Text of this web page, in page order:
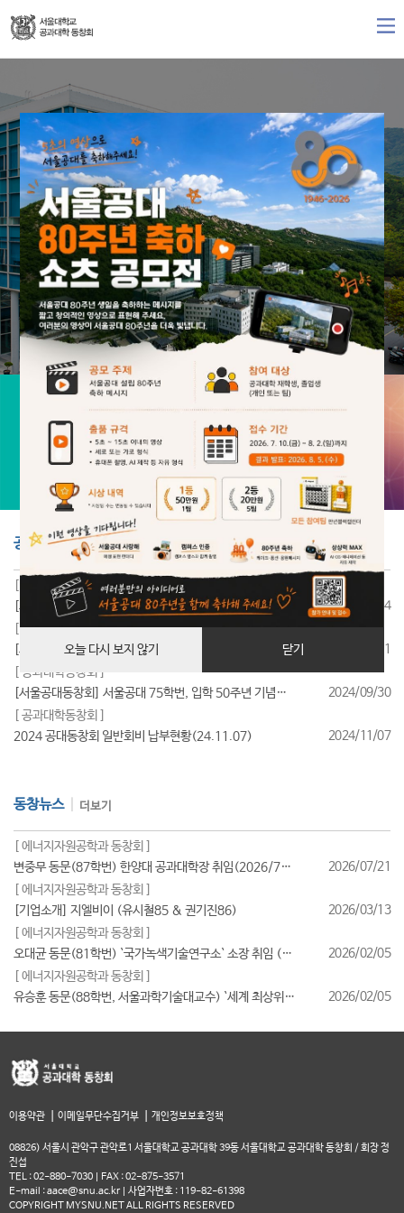
오늘 다시 보지 않기 닫기
공지사항 더보기
[ 공과대학동창회 ]
[서울공대동창회] 서울공대 85학번, 입학 40주년 기념행사 성료
2025/07/24
[ 공과대학동창회 ]
[서울공대동창회] 서울공대 95학번, 입학 30주년 기념행사 성료
2025/07/11
[ 공과대학동창회 ]
[서울공대동창회] 서울공대 75학번, 입학 50주년 기념행사 성료
2024/09/30
[ 공과대학동창회 ]
2024 공대동창회 일반회비 납부현황(24.11.07)
2024/11/07
동창뉴스 더보기
[ 에너지자원공학과 동창회 ]
변중무 동문(87학번) 한양대 공과대학장 취임(2026/7/1일자)
2026/07/21
[ 에너지자원공학과 동창회 ]
[기업소개] 지엘비이 (유시철85 & 권기진86)
2026/03/13
[ 에너지자원공학과 동창회 ]
오대균 동문(81학번) `국가녹색기술연구소` 소장 취임 (2026/2월)
2026/02/05
[ 에너지자원공학과 동창회 ]
유승훈 동문(88학번, 서울과학기술대교수) `세계 최상위 연구자 2025` 등재
2026/02/05
이용약관 이메일무단수집거부 개인정보보호정책
08826) 서울시 관악구 관악로1 서울대학교 공과대학 39동 서울대학교 공과대학 동창회 / 회장 정
진섭
TEL : 02-880-7030 | FAX : 02-875-3571
E-mail : aace@snu.ac.kr | 사업자번호 : 119-82-61398
COPYRIGHT MYSNU.NET ALL RIGHTS RESERVED